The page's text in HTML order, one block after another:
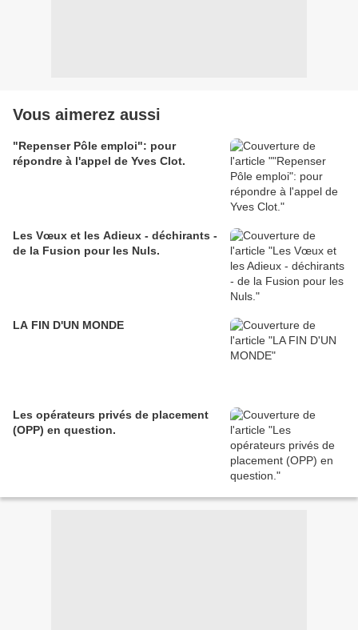
Vous aimerez aussi
"Repenser Pôle emploi": pour
répondre à l'appel de Yves Clot.
Les Vœux et les Adieux - déchirants -
de la Fusion pour les Nuls.
LA FIN D'UN MONDE
Les opérateurs privés de placement
(OPP) en question.